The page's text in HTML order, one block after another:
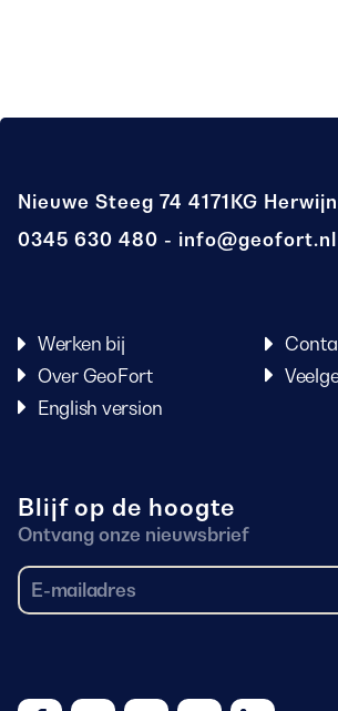
Nieuwe Steeg 74 4171KG
0345 630 480
info@geofort.nl
Werken bij
Over GeoFort
English version
Blijf op de hoogte
Ontvang onze nieuwsbrief